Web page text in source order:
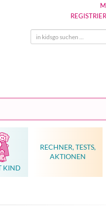
KIND
RECHNER, TESTS,
AKTIONEN